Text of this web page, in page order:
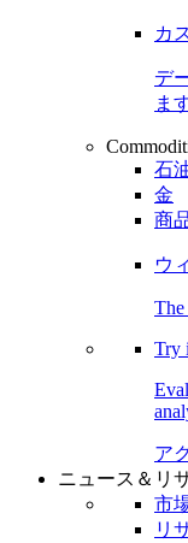
カ
デ
ま
石
金
商
ウ
The
Try
ア
ニュース＆リ
市
リ